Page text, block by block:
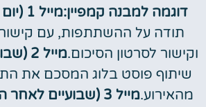
דוגמה למבנה קמפיין:מייל 1 (יום לאחר האירוע):
תודה על ההשתתפות, עם
וקישור לסרטון הסיכום.מייל 2 (שבוע לאחר האירוע):
שיתוף פוסט בלוג המסכם את
מהאירוע.מייל 3 (שבועיים לאחר האירוע):